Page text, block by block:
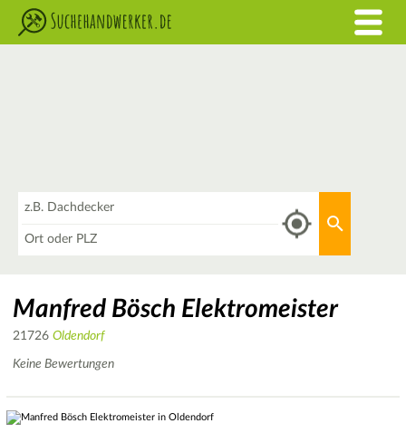
Manfred Bösch Elektromeister
21726 Oldendorf
Keine Bewertungen